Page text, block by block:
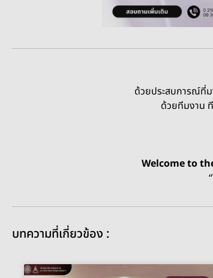
ยินดีต้อนรับสู่ “โครงกา
ด้วยประสบการณ์ที่มากกว่า 10 ปี เรา
ด้วยทีมงาน ทีมวิทยากรมืออาชีพ เนื้
สร้างทักษะจริง ใช้
มั่นใจได้ในคุณ
Welcome to the Local
“We provide services
บทความที่เกี่ยวข้อง :